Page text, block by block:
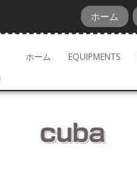
ホーム
ホーム EQUIPMENTS
cuba